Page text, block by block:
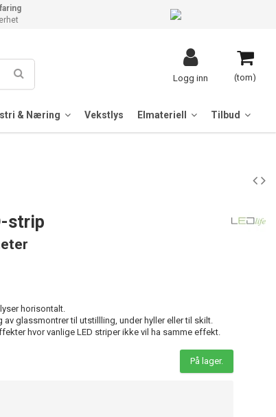
(tom)
Logg inn
& Næring Vekstlys Elmateriell Tilbud
strip
horisontalt.
glassmontrer til utstillling, under hyller eller til skilt.
hvor vanlige LED striper ikke vil ha samme effekt.
På lager.